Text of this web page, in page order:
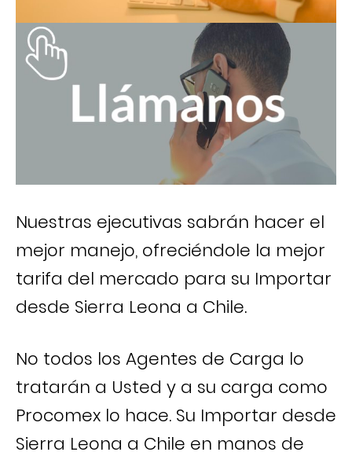
Nuestras ejecutivas sabrán hacer el
mejor manejo, ofreciéndole la mejor
tarifa del mercado para su Importar
desde Sierra Leona a Chile.
No todos los Agentes de Carga lo
tratarán a Usted y a su carga como
Procomex lo hace. Su Importar desde
Sierra Leona a Chile en manos de